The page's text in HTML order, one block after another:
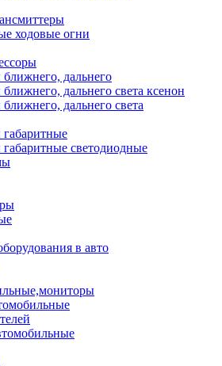
ходовые огни
дальнего
дальнего света ксенон
дальнего света
светодиодные
в авто